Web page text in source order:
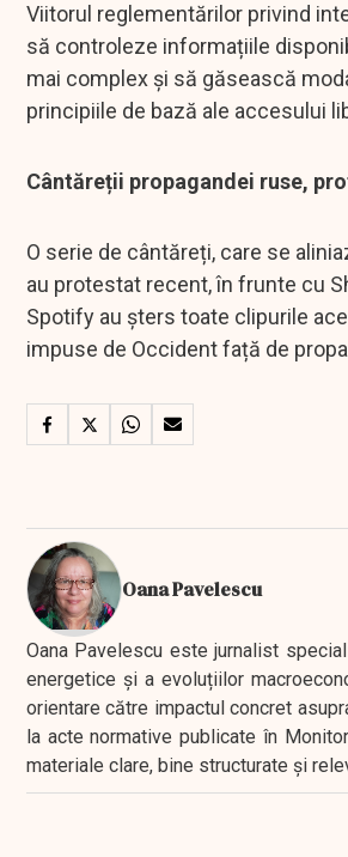
Viitorul reglementărilor privind
să controleze informațiile
mai complex și să găsească
principiile de bază ale accesului
Cântăreții propagandei ruse,
O serie de cântăreți, care se
au protestat recent, în frunte cu
Spotify au șters toate clipurile
impuse de Occident față de
Oana Pavelescu
Oana Pavelescu este jurnalist
energetice și a evoluțiilor
orientare către impactul concret
la acte normative publicate în
materiale clare, bine structurate și